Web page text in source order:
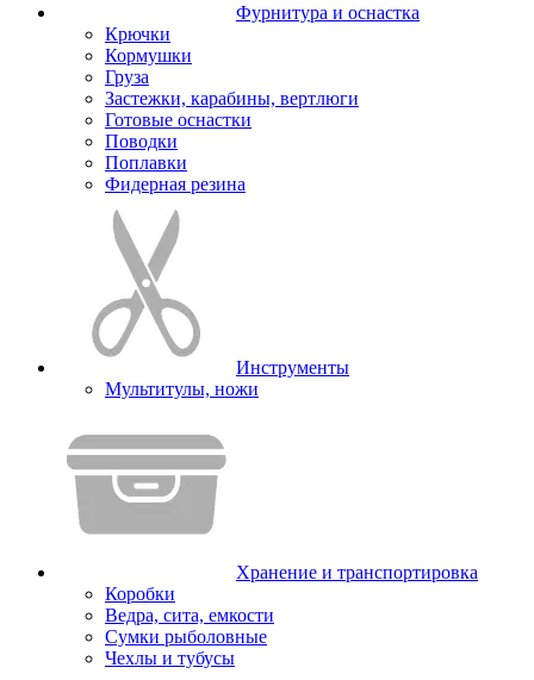
Фурнитура и оснастка
Крючки
Кормушки
Груза
Застежки, карабины, вертлюги
Готовые оснастки
Поводки
Поплавки
Фидерная резина
Инструменты
Мультитулы, ножи
Хранение и транспортировка
Коробки
Ведра, сита, емкости
Сумки рыболовные
Чехлы и тубусы